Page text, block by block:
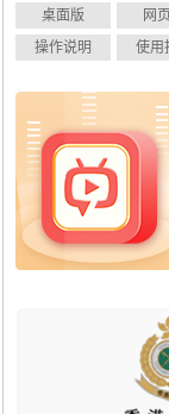
桌面版 网
操作说明
使用